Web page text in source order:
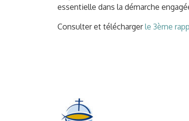
essentielle dans la démarche
Consulter et téléchargerle 3ème